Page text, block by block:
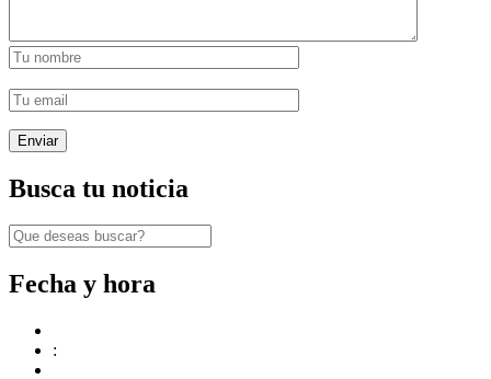
Busca tu noticia
Fecha y hora
: